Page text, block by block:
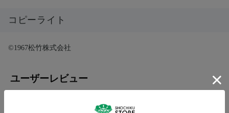
コピーライト
©1967松竹株式会社
ユーザーレビュー
この商品に寄せられたカスタマーレビューはまだありません。